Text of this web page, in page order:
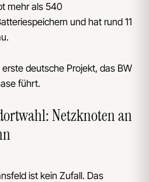
mehr als 540
und hat rund 11
deutsche Projekt, das BW
führt.
Netzknoten an
ist kein Zufall. Das